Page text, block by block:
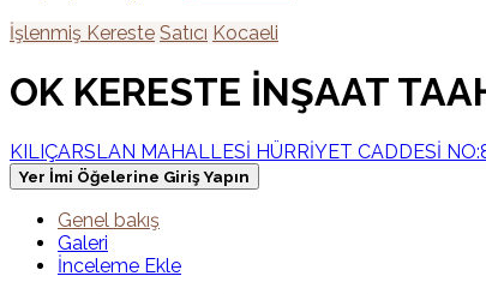
İşlenmiş Kereste Satıcı Kocaeli
OK KERESTE İNŞAAT
KILIÇARSLAN MAHALLESİ HÜRRİYET CADDESİ
Yer İmi Öğelerine Giriş Yapın
Genel bakış
Galeri
İnceleme Ekle